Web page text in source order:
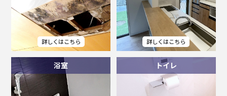
浴室 トイレ